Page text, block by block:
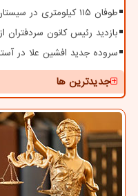
طوفان ۱۱۵ کیلومتری در سیستان
بازدید رئیس کانون سردفتران
سروده جدید افشین علا در
جدیدترین ها